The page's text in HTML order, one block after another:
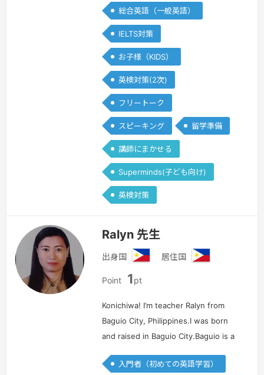
Skills, enroll in my my class. S…
を見る »
総合英語（一般英語）
IELTS対策
お子様（KIDS）
英検対策(2次)
フリートーク
スピーキング 留学準備
講師にまかせる
Superminds(子ども向け)
英検対策
Ralyn 先生
出身国
ィ
ピ
ン
居住国
ピ
ン
Point 1pt
Konichiwa! I’m teacher Ralyn from
Baguio City, Philippines.I was born
and raised in Baguio City.Baguio is a
Benguet of Northern
入門者（初めての英語学習）